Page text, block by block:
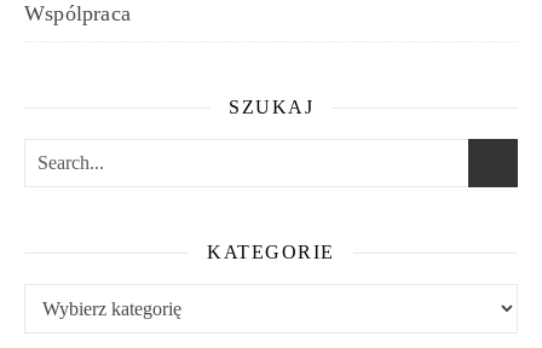
Wspólpraca
SZUKAJ
KATEGORIE